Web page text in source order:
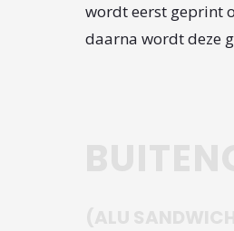
wordt eerst geprint
daarna wordt deze